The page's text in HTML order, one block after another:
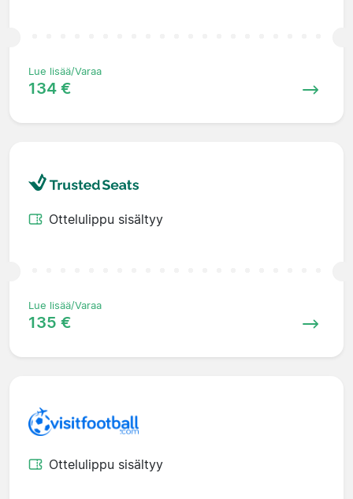
Lue lisää/Varaa
134 €
Ottelulippu sisältyy
Lue lisää/Varaa
135 €
Ottelulippu sisältyy